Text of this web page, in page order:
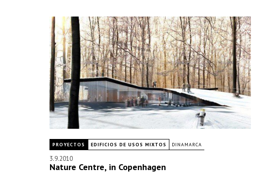
PROYECTOS EDIFICIOS DE USOS MIXTOS DINAMARCA
3.9.2010
Nature Centre, in Copenhagen